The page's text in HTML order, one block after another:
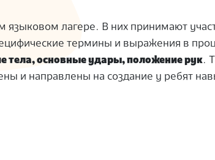
языковом лагере. В них принимают
термины и выражения в
тела, основные удары, положение рук.
и направлены на создание у ребят